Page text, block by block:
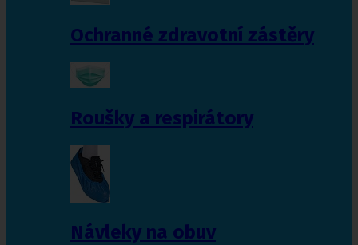
Ochranné zdravotní zástěry
Roušky a respirátory
Návleky na obuv